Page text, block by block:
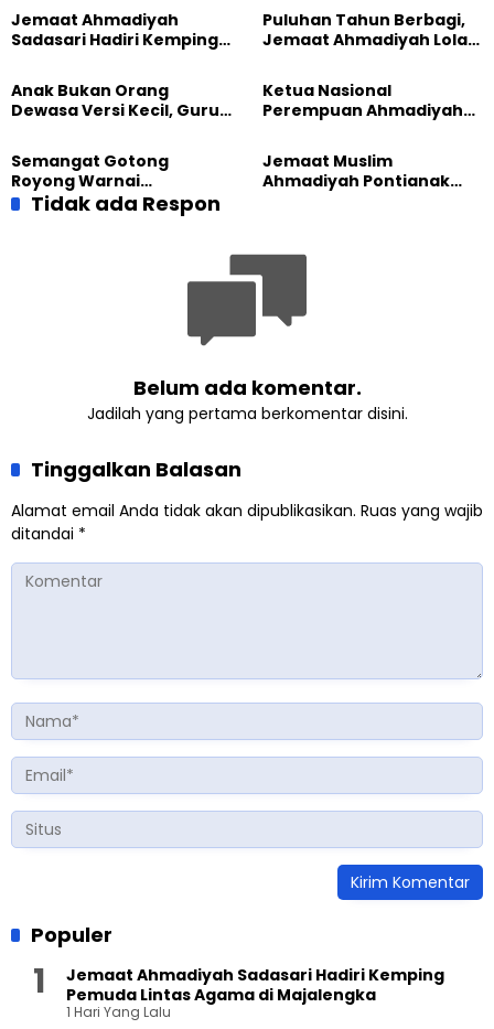
Jemaat Ahmadiyah
Sadasari Hadiri Kemping
Majalengka
Puluhan Tahun Berbagi,
Jemaat Ahmadiyah Lolak
Sembako kepada Warga
Anak Bukan Orang
Dewasa Versi Kecil, Guru
Pendidikan BERLIAN
Ketua Nasional
Perempuan Ahmadiyah
Besar Universitas
Terbuka
Semangat Gotong
Royong Warnai
Pembangunan Kembali
Jemaat Muslim
Ahmadiyah Pontianak
Tidak ada Respon
Belum ada komentar.
Jadilah yang pertama berkomentar disini.
Tinggalkan Balasan
Alamat email Anda tidak akan dipublikasikan. Ruas yang wajib
ditandai *
Populer
Jemaat Ahmadiyah Sadasari Hadiri Kemping
Pemuda Lintas Agama di Majalengka
1 Hari Yang Lalu